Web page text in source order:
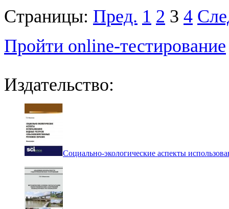
Страницы: Пред. 1 2 3 4
Пройти online-тестирование
Издательство:
Социально-экологические аспекты